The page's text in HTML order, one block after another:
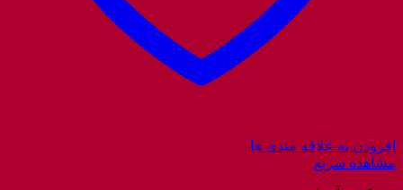
افزودن به علاقه مندی ها
مشاهده سریع